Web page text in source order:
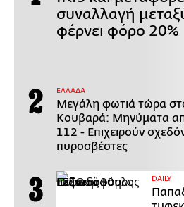
συναλλαγή
φέρνει φόρο 20%
ΕΛΛΑΔΑ
Μεγάλη φωτιά τώρα
Κουβαρά: Μηνύματα
112 - Επιχειρούν
πυροσβέστες
DAILY